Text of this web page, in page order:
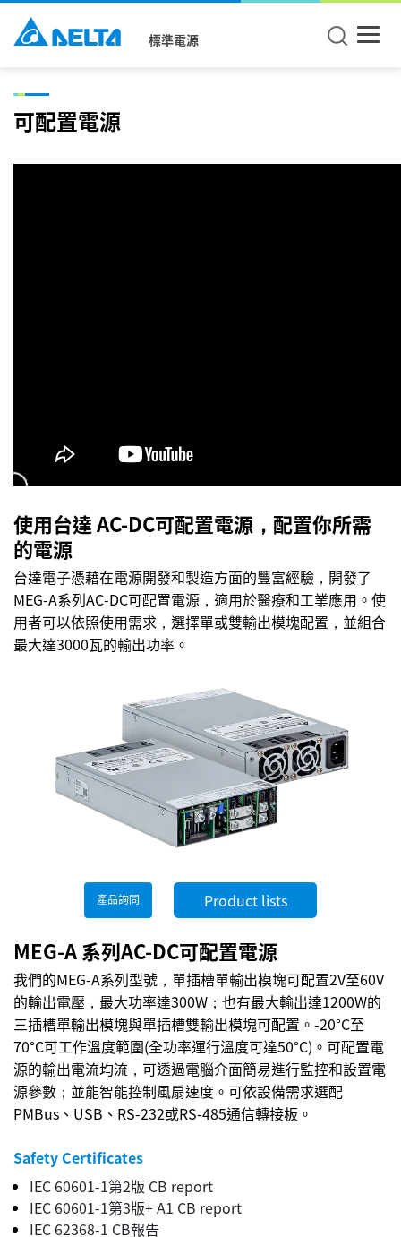
標準電源
可配置電源
使用台達 AC-DC可配置電源，配置你所需
的電源
台達電子憑藉在電源開發和製造方面的豐富經驗，開發了
MEG-A系列AC-DC可配置電源，適用於醫療和工業應用。使
用者可以依照使用需求，選擇單或雙輸出模塊配置，並組合
最大達3000瓦的輸出功率。
產品詢問 Product lists
MEG-A 系列AC-DC可配置電源
我們的MEG-A系列型號，單插槽單輸出模塊可配置2V至60V
的輸出電壓，最大功率達300W；也有最大輸出達1200W的
三插槽單輸出模塊與單插槽雙輸出模塊可配置。-20°C至
70°C可工作溫度範圍(全功率運行溫度可達50°C)。可配置電
源的輸出電流均流，可透過電腦介面簡易進行監控和設置電
源參數；並能智能控制風扇速度。可依設備需求選配
PMBus、USB、RS-232或RS-485通信轉接板。
Safety Certificates
IEC 60601-1第2版 CB report
IEC 60601-1第3版+ A1 CB report
IEC 62368-1 CB報告